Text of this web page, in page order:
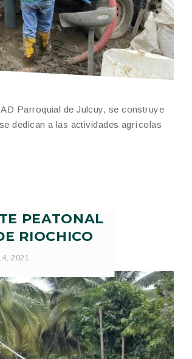
Parroquial de Julcuy, se construye
dedican a las actividades agrícolas
PEATONAL
RIOCHICO
2021